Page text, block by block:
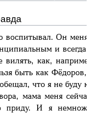
воспитывал. Он меня
и всегда
вилять, как,
быть как
что я не буду
мама меня
приду. И я